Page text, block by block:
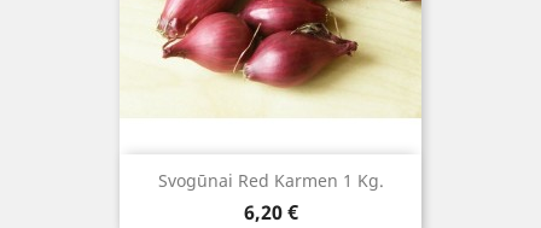
Svogūnai Red Karmen 1 Kg.
Kaina
6,20 €